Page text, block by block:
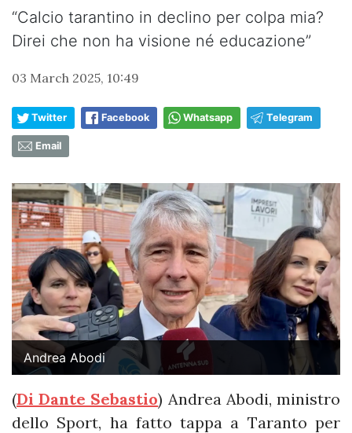
“Calcio tarantino in declino per colpa mia?
Direi che non ha visione né educazione”
03 March 2025, 10:49
Twitter Facebook Whatsapp Telegram
Email
Andrea Abodi
(Di Dante Sebastio) Andrea Abodi, ministro
dello Sport, ha fatto tappa a Taranto per